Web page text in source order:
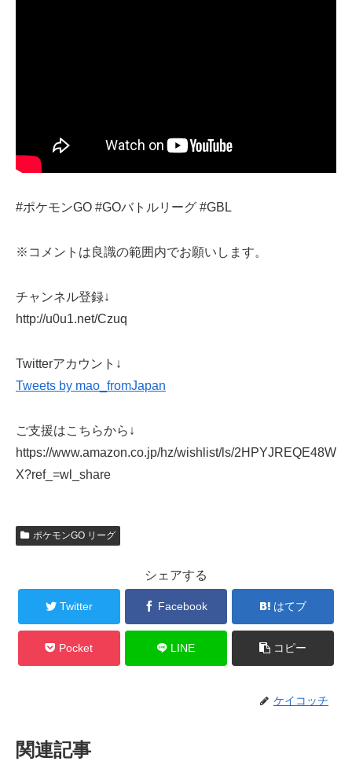
#ポケモンGO #GOバトルリーグ #GBL
※コメントは良識の範囲内でお願いします。
チャンネル登録↓
http://u0u1.net/Czuq
Twitterアカウント↓
Tweets by mao_fromJapan
ご支援はこちらから↓
https://www.amazon.co.jp/hz/wishlist/ls/2HPYJREQE48W
X?ref_=wl_share
ポケモンGO リーグ
シェアする
Twitter Facebook はてブ
Pocket LINE コピー
ケイコッチ
関連記事